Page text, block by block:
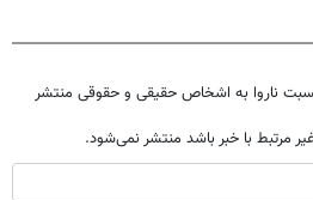
ناروا به اشخاص حقیقی و حقوقی منتشر
مرتبط با خبر باشد منتشر نمی‌شود.